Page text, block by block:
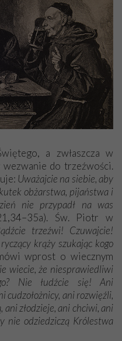
a zwłaszcza w
wezwanie do trzeźwości.
Uważajcie na siebie, aby
obżarstwa, pijaństwa i
nie przypadł na was
Św. Piotr w
trzeźwi! Czuwajcie!
krąży szukając kogo
wprost o wiecznym
wiecie, że niesprawiedliwi
Nie łudźcie się! Ani
cudzołożnicy, ani rozwięźli,
ani złodzieje, ani chciwi, ani
nie odziedziczą Królestwa